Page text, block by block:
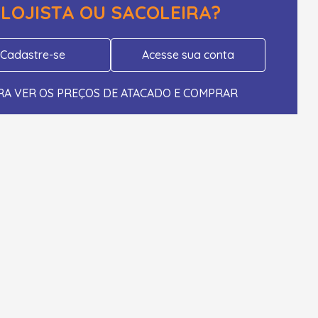
LOJISTA OU SACOLEIRA?
Cadastre-se Acesse sua conta
VER OS PREÇOS DE ATACADO E COMPRAR